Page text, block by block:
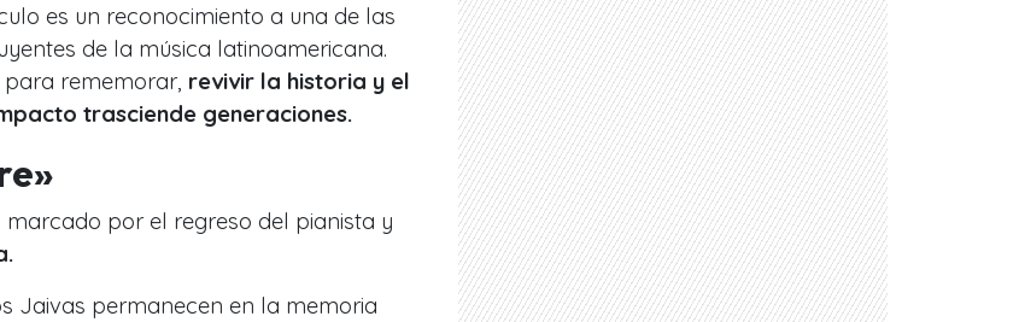
es un reconocimiento a una de las
de la música latinoamericana.
rememorar, revivir la historia y el
trasciende generaciones.
por el regreso del pianista y
Jaivas permanecen en la memoria